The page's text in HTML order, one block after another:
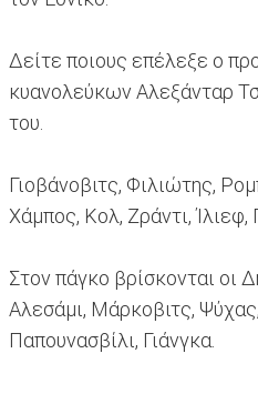
Δείτε ποιους επέλεξε ο
κυανολεύκων Αλεξάνταρ
του.
Γιοβάνοβιτς, Φιλιώτης,
Χάμπος, Κολ, Ζράντι, Ίλιεφ,
Στον πάγκο βρίσκονται οι
Αλεσάμι, Μάρκοβιτς, Ψύχας,
Παπουνασβίλι, Γιάνγκα.